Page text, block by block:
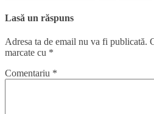
Lasă un răspuns
Adresa ta de email nu va fi publicată.
marcate cu *
Comentariu *